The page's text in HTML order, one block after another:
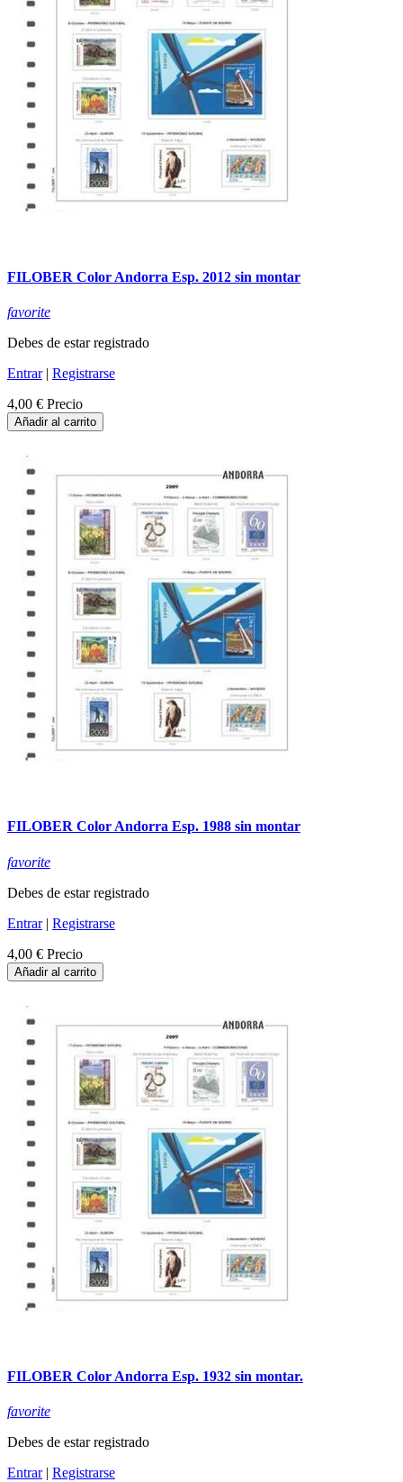
FILOBER Color Andorra Esp. 2012 sin montar
favorite
Debes de estar registrado
Entrar| Registrarse
4,00 € Precio
Añadir al carrito
FILOBER Color Andorra Esp. 1988 sin montar
favorite
Debes de estar registrado
Entrar| Registrarse
4,00 € Precio
Añadir al carrito
FILOBER Color Andorra Esp. 1932 sin montar.
favorite
Debes de estar registrado
Entrar| Registrarse